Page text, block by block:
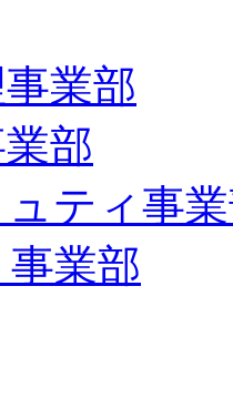
業部
部
ティ事
業部